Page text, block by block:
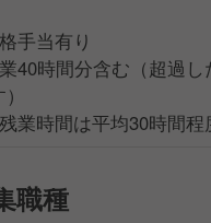
手当有り
40時間分含む（超過
業時間は平均30時間程
職種